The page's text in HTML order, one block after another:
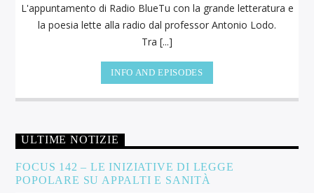
L'appuntamento di Radio BlueTu con la grande letteratura e
la poesia lette alla radio dal professor Antonio Lodo.
Tra [...]
INFO AND EPISODES
ULTIME NOTIZIE
FOCUS 142 – LE INIZIATIVE DI LEGGE
POPOLARE SU APPALTI E SANITÀ